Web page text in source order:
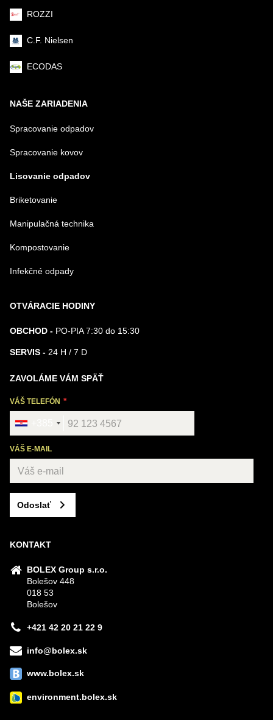
ROZZI
C.F. Nielsen
ECODAS
NAŠE ZARIADENIA
Spracovanie odpadov
Spracovanie kovov
Lisovanie odpadov
Briketovanie
Manipulačná technika
Kompostovanie
Infekčné odpady
OTVÁRACIE HODINY
OBCHOD - PO-PIA 7:30 do 15:30
SERVIS - 24 H / 7 D
ZAVOLÁME VÁM SPÄŤ
VÁŠ TELEFÓN
VÁŠ E-MAIL
Odoslať
KONTAKT
BOLEX Group s.r.o.
Bolešov 448
018 53
Bolešov
+421 42 20 21 22 9
info@bolex.sk
www.bolex.sk
environment.bolex.sk